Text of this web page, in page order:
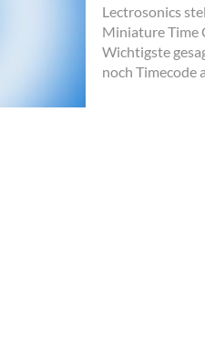
Lectrosonics
Miniature Time
Wichtigste
noch Timecode